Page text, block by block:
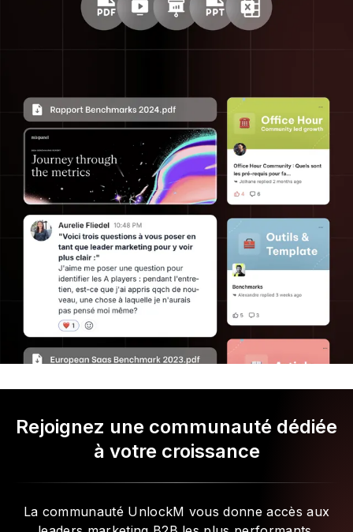
Rejoignez une communauté dédiée
à votre croissance
La communauté UnlockM vous donne accès aux